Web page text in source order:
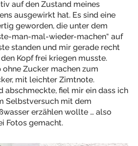
auf den Zustand meines
ausgewirkt hat. Es sind eine
geworden, die unter dem
man-mal-wieder-machen“ auf
standen und mir gerade recht
Kopf frei kriegen musste.
Zucker machen zum
mit leichter Zimtnote.
abschmeckte, fiel mir ein dass ich
Selbstversuch mit dem
erzählen wollte … also
Fotos gemacht.